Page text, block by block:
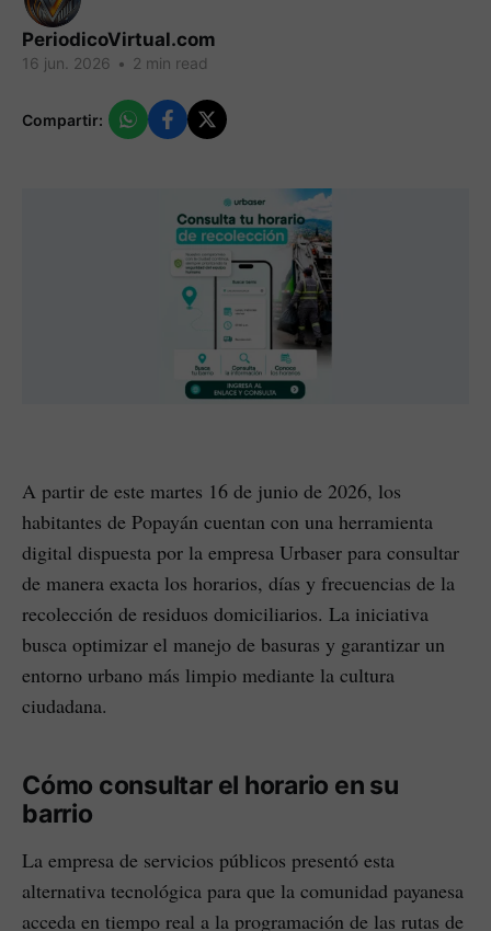
PeriodicoVirtual.com
16 jun. 2026 • 2 min read
Compartir:
A partir de este martes 16 de junio de 2026, los
habitantes de Popayán cuentan con una herramienta
digital dispuesta por la empresa Urbaser para consultar
de manera exacta los horarios, días y frecuencias de la
recolección de residuos domiciliarios. La iniciativa
busca optimizar el manejo de basuras y garantizar un
entorno urbano más limpio mediante la cultura
ciudadana.
Cómo consultar el horario en su
barrio
La empresa de servicios públicos presentó esta
alternativa tecnológica para que la comunidad payanesa
acceda en tiempo real a la programación de las rutas de